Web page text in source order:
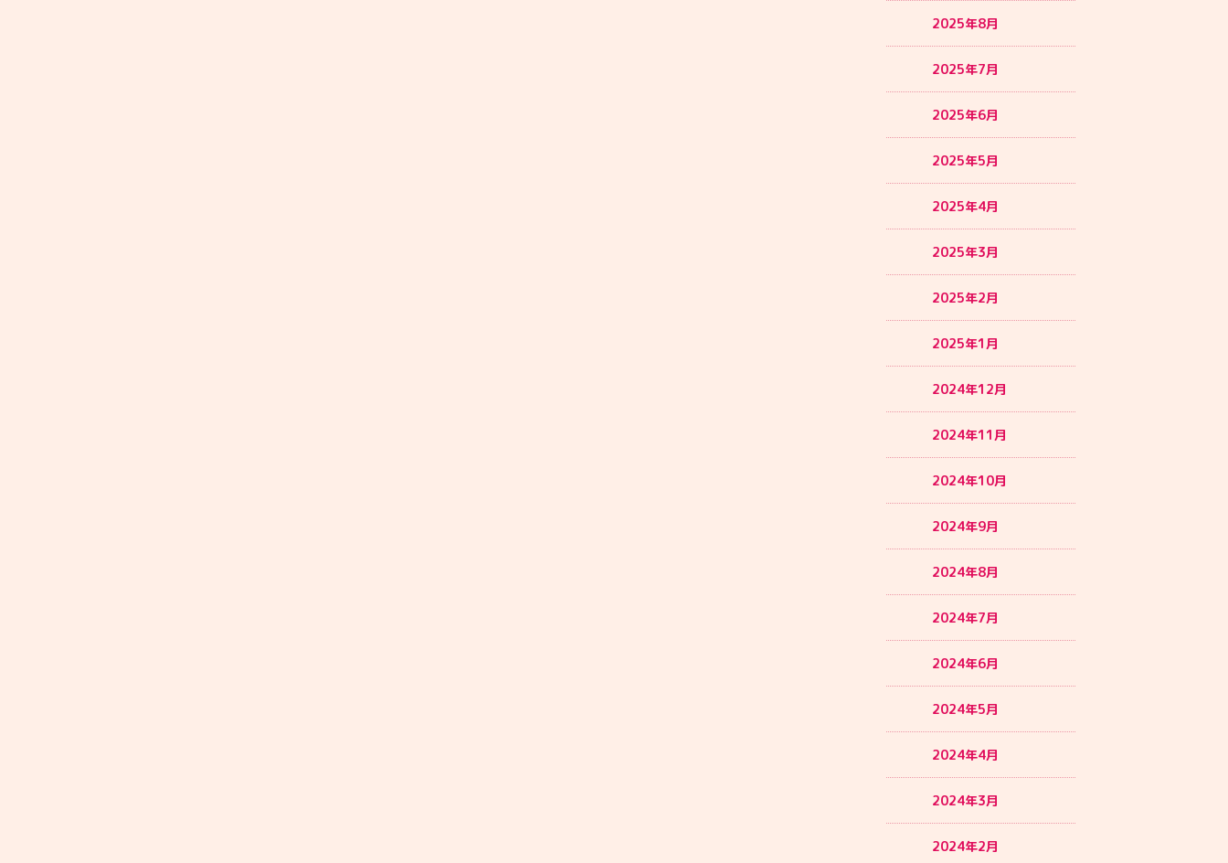
2025年8月
2025年7月
2025年6月
2025年5月
2025年4月
2025年3月
2025年2月
2025年1月
2024年12月
2024年11月
2024年10月
2024年9月
2024年8月
2024年7月
2024年6月
2024年5月
2024年4月
2024年3月
2024年2月